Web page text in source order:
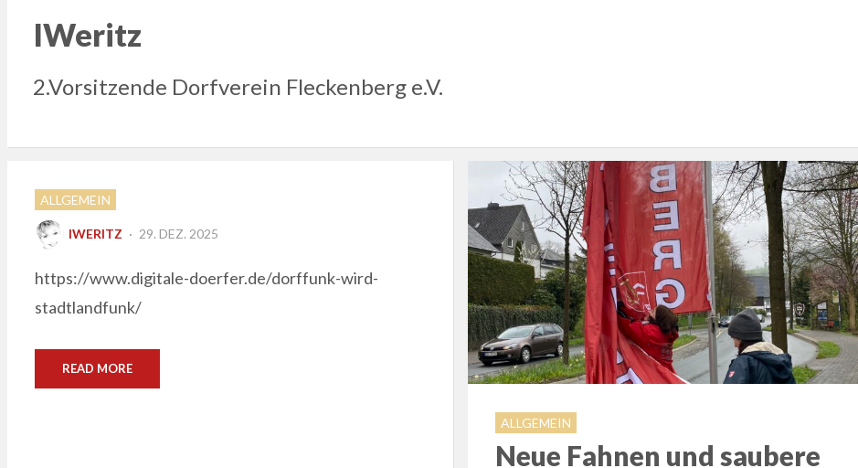
IWeritz
2.Vorsitzende Dorfverein Fleckenberg e.V.
ALLGEMEIN
IWERITZ
POSTED
29. DEZ. 2025
https://www.digitale-doerfer.de/dorffunk-wird-
stadtlandfunk/
READ MORE
ALLGEMEIN
Neue Fahnen und saubere